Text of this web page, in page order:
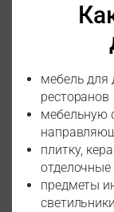
мебель для
ресторанов
мебельную
плитку,
предметы